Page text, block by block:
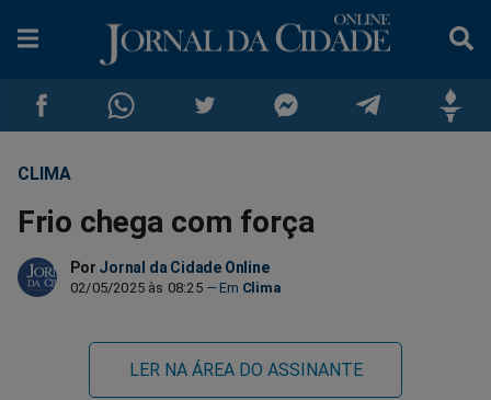
Compartilhar
no
Facebook
no
Whatsapp
no
Twitter
no
Messenger
CLIMA
Frio chega com força
Por Jornal da Cidade Online
02/05/2025 às 08:25 Clima
LER NA ÁREA DO ASSINANTE